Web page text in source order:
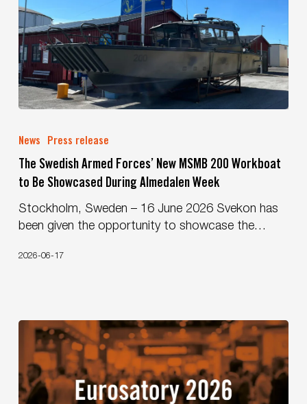
Defence
capability
in
the
Nordic
region
Swedish
Forces’
New
MSMB
200
to
Almedalen
Week
News Press release
The Swedish Armed Forces’ New MSMB 200 Workboat
to Be Showcased During Almedalen Week
Stockholm, Sweden – 16 June 2026 Svekon has
been given the opportunity to showcase the…
2026-06-17